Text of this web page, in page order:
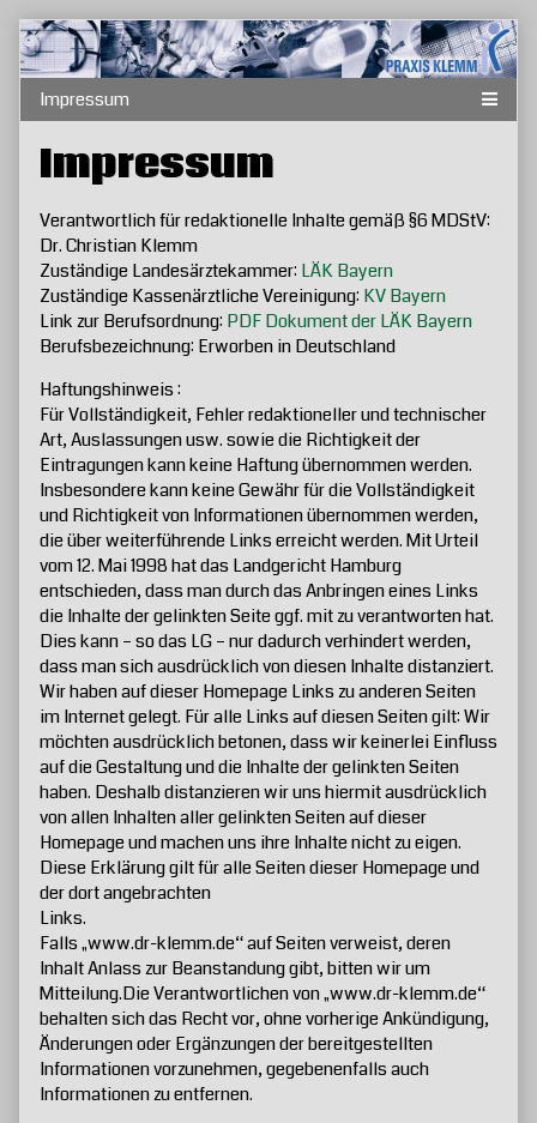
Skip
to
content
Impressum
Verantwortlich für redaktionelle Inhalte gemäß §6 MDStV:
Dr. Christian Klemm
Zuständige Landesärztekammer: LÄK Bayern
Zuständige Kassenärztliche Vereinigung: KV Bayern
Link zur Berufsordnung: PDF Dokument der LÄK Bayern
Berufsbezeichnung: Erworben in Deutschland
Haftungshinweis :
Für Vollständigkeit, Fehler redaktioneller und technischer
Art, Auslassungen usw. sowie die Richtigkeit der
Eintragungen kann keine Haftung übernommen werden.
Insbesondere kann keine Gewähr für die Vollständigkeit
und Richtigkeit von Informationen übernommen werden,
die über weiterführende Links erreicht werden. Mit Urteil
vom 12. Mai 1998 hat das Landgericht Hamburg
entschieden, dass man durch das Anbringen eines Links
die Inhalte der gelinkten Seite ggf. mit zu verantworten hat.
Dies kann – so das LG – nur dadurch verhindert werden,
dass man sich ausdrücklich von diesen Inhalte distanziert.
Wir haben auf dieser Homepage Links zu anderen Seiten
im Internet gelegt. Für alle Links auf diesen Seiten gilt: Wir
möchten ausdrücklich betonen, dass wir keinerlei Einfluss
auf die Gestaltung und die Inhalte der gelinkten Seiten
haben. Deshalb distanzieren wir uns hiermit ausdrücklich
von allen Inhalten aller gelinkten Seiten auf dieser
Homepage und machen uns ihre Inhalte nicht zu eigen.
Diese Erklärung gilt für alle Seiten dieser Homepage und
der dort angebrachten
Links.
Falls „www.dr-klemm.de“ auf Seiten verweist, deren
Inhalt Anlass zur Beanstandung gibt, bitten wir um
Mitteilung.Die Verantwortlichen von „www.dr-klemm.de“
behalten sich das Recht vor, ohne vorherige Ankündigung,
Änderungen oder Ergänzungen der bereitgestellten
Informationen vorzunehmen, gegebenenfalls auch
Informationen zu entfernen.